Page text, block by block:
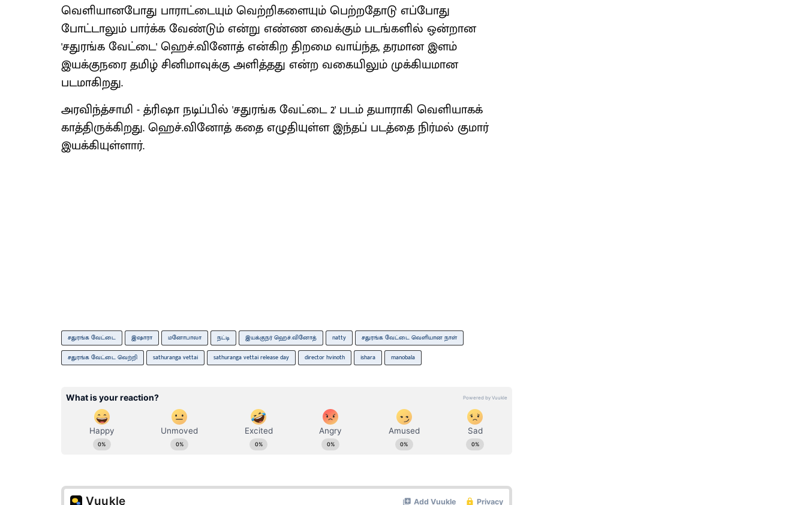
வெளியானபோது பாராட்டையும் வெற்றிகளையும் பெற்றதோடு எப்போது
போட்டாலும் பார்க்க வேண்டும் என்று எண்ண வைக்கும் படங்களில் ஒன்றான
'சதுரங்க வேட்டை' ஹெச்.வினோத் என்கிற திறமை வாய்ந்த, தரமான இளம்
இயக்குநரை தமிழ் சினிமாவுக்கு அளித்தது என்ற வகையிலும் முக்கியமான
படமாகிறது.
அரவிந்த்சாமி - த்ரிஷா நடிப்பில் 'சதுரங்க வேட்டை 2' படம் தயாராகி வெளியாகக்
காத்திருக்கிறது. ஹெச்.வினோத் கதை எழுதியுள்ள இந்தப் படத்தை நிர்மல் குமார்
இயக்கியுள்ளார்.
சதுரங்க வேட்டை இஷாரா மனோபாலா நட்டி இயக்குநர் ஹெச்.வினோத் natty சதுரங்க வேட்டை வெளியான நாள்
சதுரங்க வேட்டை வெற்றி sathuranga vettai sathuranga vettai release day director hvinoth ishara manobala